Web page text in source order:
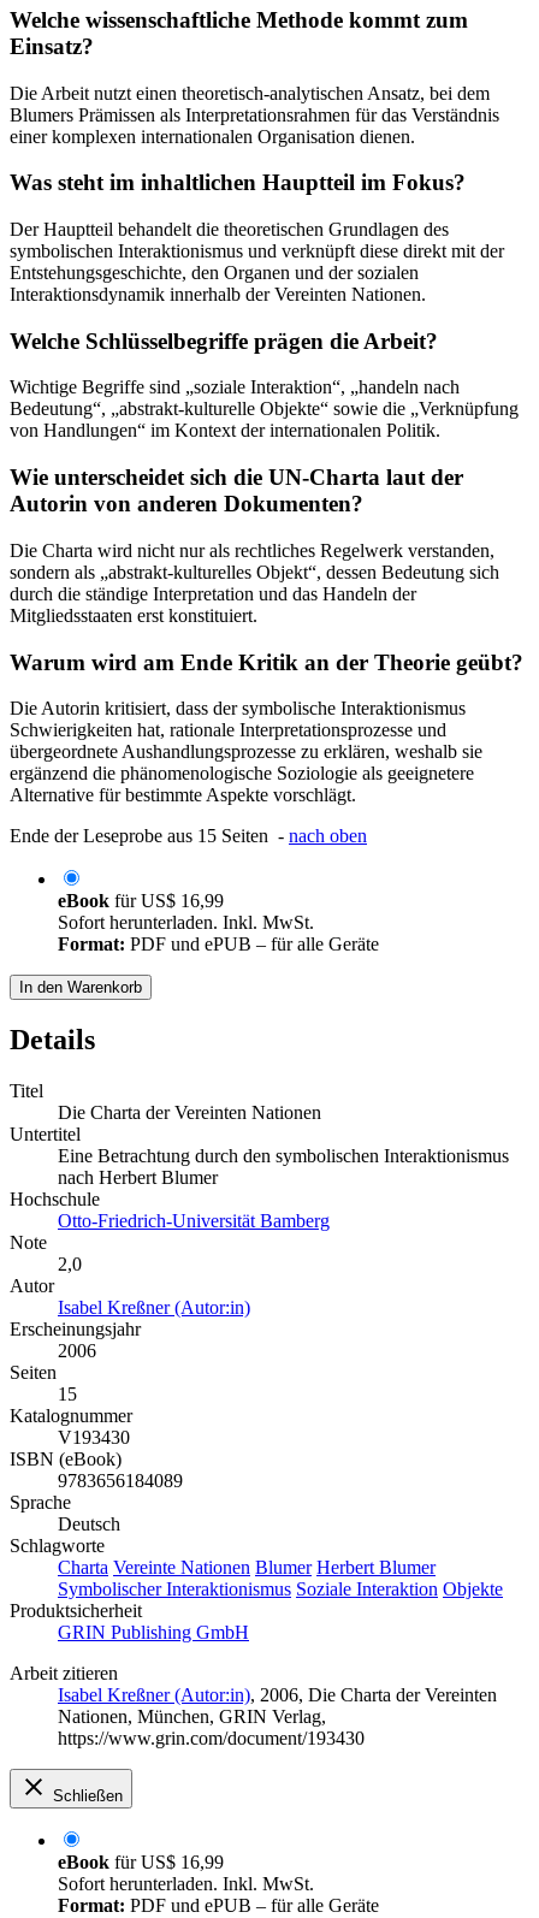
Welche wissenschaftliche Methode kommt zum
Einsatz?
Die Arbeit nutzt einen theoretisch-analytischen Ansatz, bei dem
Blumers Prämissen als Interpretationsrahmen für das Verständnis
einer komplexen internationalen Organisation dienen.
Was steht im inhaltlichen Hauptteil im Fokus?
Der Hauptteil behandelt die theoretischen Grundlagen des
symbolischen Interaktionismus und verknüpft diese direkt mit der
Entstehungsgeschichte, den Organen und der sozialen
Interaktionsdynamik innerhalb der Vereinten Nationen.
Welche Schlüsselbegriffe prägen die Arbeit?
Wichtige Begriffe sind „soziale Interaktion“, „handeln nach
Bedeutung“, „abstrakt-kulturelle Objekte“ sowie die „Verknüpfung
von Handlungen“ im Kontext der internationalen Politik.
Wie unterscheidet sich die UN-Charta laut der
Autorin von anderen Dokumenten?
Die Charta wird nicht nur als rechtliches Regelwerk verstanden,
sondern als „abstrakt-kulturelles Objekt“, dessen Bedeutung sich
durch die ständige Interpretation und das Handeln der
Mitgliedsstaaten erst konstituiert.
Warum wird am Ende Kritik an der Theorie geübt?
Die Autorin kritisiert, dass der symbolische Interaktionismus
Schwierigkeiten hat, rationale Interpretationsprozesse und
übergeordnete Aushandlungsprozesse zu erklären, weshalb sie
ergänzend die phänomenologische Soziologie als geeignetere
Alternative für bestimmte Aspekte vorschlägt.
Ende der Leseprobe aus 15 Seiten - nach oben
eBook fürUS$ 16,99
Sofort herunterladen. Inkl. MwSt.
Format: PDF und ePUB – für alle Geräte
In den Warenkorb
Details
Titel
Die Charta der Vereinten Nationen
Untertitel
Eine Betrachtung durch den symbolischen Interaktionismus
nach Herbert Blumer
Hochschule
Otto-Friedrich-Universität Bamberg
Note
2,0
Autor
Isabel Kreßner (Autor:in)
Erscheinungsjahr
2006
Seiten
15
Katalognummer
V193430
ISBN (eBook)
9783656184089
Sprache
Deutsch
Schlagworte
Charta Vereinte Nationen Blumer Herbert Blumer
Symbolischer Interaktionismus Soziale Interaktion Objekte
Produktsicherheit
GRIN Publishing GmbH
Arbeit zitieren
Isabel Kreßner (Autor:in), 2006, Die Charta der Vereinten
Nationen, München, GRIN Verlag,
https://www.grin.com/document/193430
Schließen
eBook fürUS$ 16,99
Sofort herunterladen. Inkl. MwSt.
Format: PDF und ePUB – für alle Geräte